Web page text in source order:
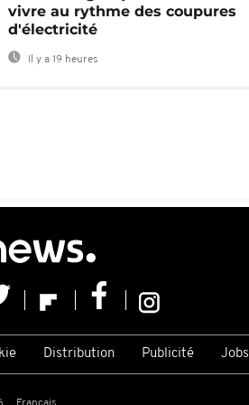
vivre au rythme des coupures
d'électricité
Il y a 19 heures
Distribution Publicité Jobs